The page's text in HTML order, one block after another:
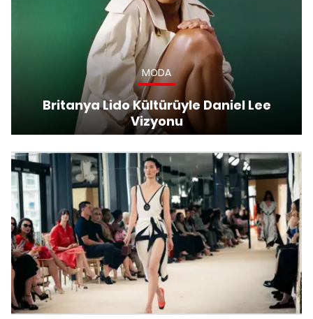
MODA
Britanya Lido Kültürüyle Daniel Lee
Vizyonu